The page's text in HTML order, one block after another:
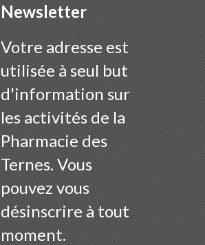
Newsletter
Votre adresse est
utilisée à seul but
d'information sur
les activités de la
Pharmacie des
Ternes. Vous
pouvez vous
désinscrire à tout
moment.